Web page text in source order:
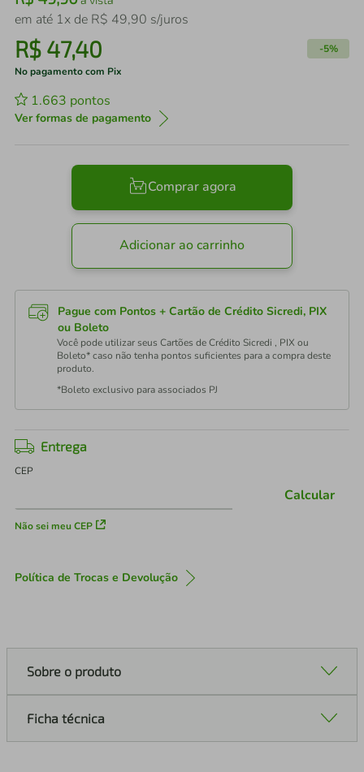
em até 1x de R$ 49,90 s/juros
R$ 47,40 -5%
No pagamento com Pix
1.663 pontos
Ver formas de pagamento
Comprar agora
Adicionar ao carrinho
Pague com Pontos + Cartão de Crédito Sicredi, PIX
ou Boleto
Você pode utilizar seus Cartões de Crédito Sicredi , PIX ou
Boleto* caso não tenha pontos suficientes para a compra deste
produto.
*Boleto exclusivo para associados PJ
Entrega
CEP
Não sei meu CEP
Calcular
Política de Trocas e Devolução
Sobre o produto
Ficha técnica